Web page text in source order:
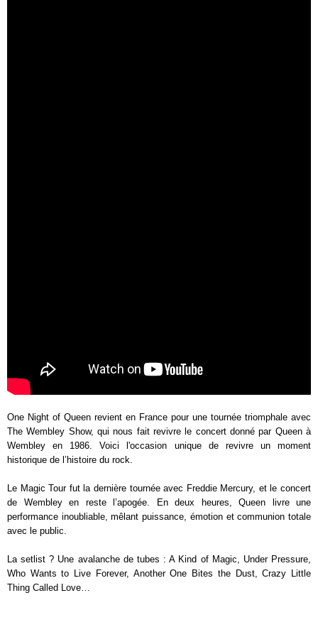
One Night of Queen revient en France pour une tournée triomphale avec
The Wembley Show, qui nous fait revivre le concert donné par Queen à
Wembley en 1986. Voici l'occasion unique de revivre un moment
historique de l’histoire du rock.
Le Magic Tour fut la dernière tournée avec Freddie Mercury, et le concert
de Wembley en reste l’apogée. En deux heures, Queen livre une
performance inoubliable, mêlant puissance, émotion et communion totale
avec le public.
La setlist ? Une avalanche de tubes : A Kind of Magic, Under Pressure,
Who Wants to Live Forever, Another One Bites the Dust, Crazy Little
Thing Called Love…